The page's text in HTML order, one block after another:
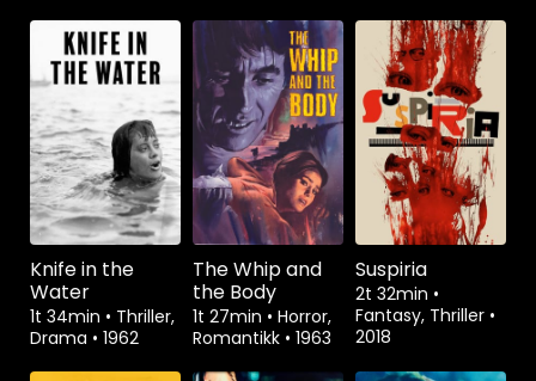
Knife in the
Water
1t 34min • Thriller,
Drama • 1962
The Whip and
the Body
1t 27min • Horror,
Romantikk • 1963
Suspiria
2t 32min •
Fantasy, Thriller •
2018